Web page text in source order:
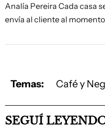
Analía Pereira Cada casa
envía al cliente al
Temas: Café y
SEGUÍ